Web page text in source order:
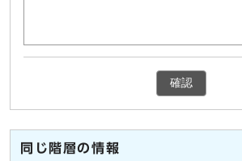
確認
同じ階層の情報